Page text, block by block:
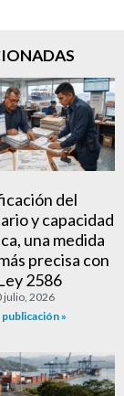
del
y capacidad
una medida
precisa con
2586
julio, 2026
publicación »